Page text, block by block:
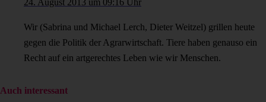
24. August 2013 um 09:16 Uhr
Wir (Sabrina und Michael Lerch, Dieter Weitzel) grillen heute
gegen die Politik der Agrarwirtschaft. Tiere haben genauso ein
Recht auf ein artgerechtes Leben wie wir Menschen.
Auch interessant